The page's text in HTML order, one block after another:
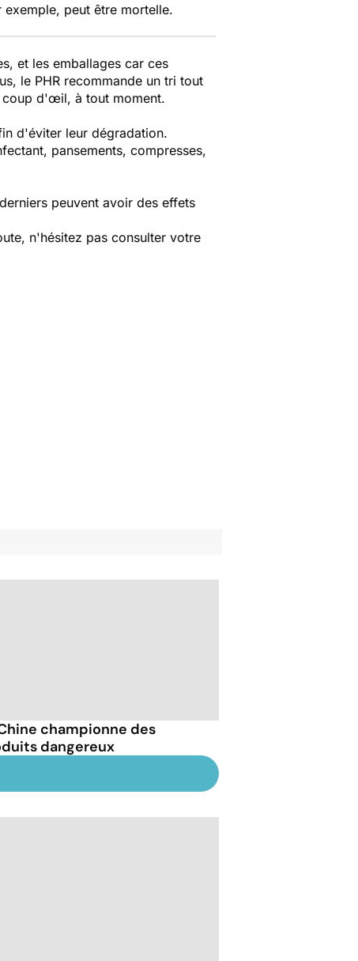
exemple, peut être mortelle.
et les emballages car ces
le PHR recommande un tri tout
coup d'œil, à tout moment.
d'éviter leur dégradation.
pansements, compresses,
peuvent avoir des effets
n'hésitez pas consulter votre
championne des
dangereux